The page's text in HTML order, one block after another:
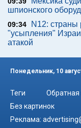
шпионского
09:34
N12: страны
"усыпления"
атакой
Понедельник, 10
Теги Обратная
Без картинок
Реклама: